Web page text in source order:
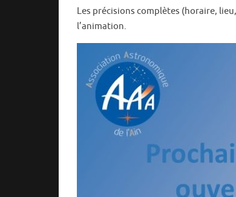
Les précisions complètes (horaire,
l’animation.